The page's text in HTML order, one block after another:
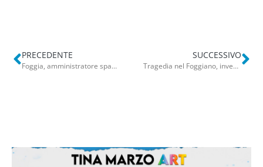
PRECEDENTE
Foggia, amministratore sparisce all’estero e lascia un condominio con 25 famiglie senz’acqua: ci sono anche anziani
SUCCESSIVO
Tragedia nel Foggiano, investito mentre torna a piedi da una festa di compleanno: 17enne muore davanti agli amici